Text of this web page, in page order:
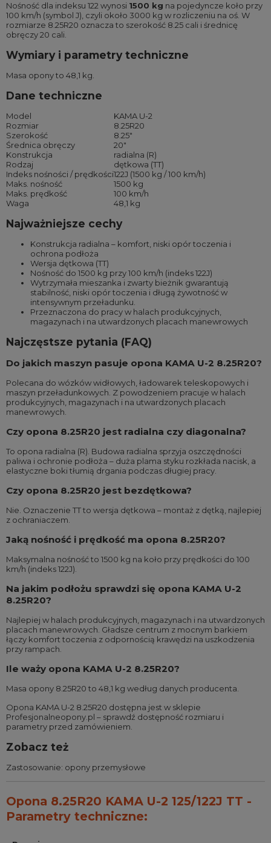
Nośność dla indeksu 122 wynosi 1500 kg na pojedyncze koło przy
100 km/h (symbol J), czyli około 3000 kg w rozliczeniu na oś. W
rozmiarze 8.25R20 oznacza to szerokość 8.25 cali i średnicę
obręczy 20 cali.
Wymiary i parametry techniczne
Masa opony to 48,1 kg.
Dane techniczne
Model
KAMA U-2
Rozmiar
8.25R20
Szerokość
8.25″
Średnica obręczy
20″
Konstrukcja
radialna (R)
Rodzaj
dętkowa (TT)
Indeks nośności / prędkości122J (1500 kg / 100 km/h)
Maks. nośność
1500 kg
Maks. prędkość
100 km/h
Waga
48,1 kg
Najważniejsze cechy
Konstrukcja radialna – komfort, niski opór toczenia i
ochrona podłoża
Wersja dętkowa (TT)
Nośność do 1500 kg przy 100 km/h (indeks 122J)
Wytrzymała mieszanka i zwarty bieżnik gwarantują
stabilność, niski opór toczenia i długą żywotność w
intensywnym przeładunku.
Przeznaczona do pracy w halach produkcyjnych,
magazynach i na utwardzonych placach manewrowych
Najczęstsze pytania (FAQ)
Do jakich maszyn pasuje opona KAMA U-2 8.25R20?
Polecana do wózków widłowych, ładowarek teleskopowych i
maszyn przeładunkowych. Z powodzeniem pracuje w halach
produkcyjnych, magazynach i na utwardzonych placach
manewrowych.
Czy opona 8.25R20 jest radialna czy diagonalna?
To opona radialna (R). Budowa radialna sprzyja oszczędności
paliwa i ochronie podłoża – duża plama styku rozkłada nacisk, a
elastyczne boki tłumią drgania podczas długiej pracy.
Czy opona 8.25R20 jest bezdętkowa?
Nie. Oznaczenie TT to wersja dętkowa – montaż z dętką, najlepiej
z ochraniaczem.
Jaką nośność i prędkość ma opona 8.25R20?
Maksymalna nośność to 1500 kg na koło przy prędkości do 100
km/h (indeks 122J).
Na jakim podłożu sprawdzi się opona KAMA U-2
8.25R20?
Najlepiej w halach produkcyjnych, magazynach i na utwardzonych
placach manewrowych. Gładsze centrum z mocnym barkiem
łączy komfort toczenia z odpornością krawędzi na uszkodzenia
przy rampach.
Ile waży opona KAMA U-2 8.25R20?
Masa opony 8.25R20 to 48,1 kg według danych producenta.
Opona KAMA U-2 8.25R20 dostępna jest w sklepie
Profesjonalneopony.pl – sprawdź dostępność rozmiaru i
parametry przed zamówieniem.
Zobacz też
Zastosowanie: opony przemysłowe
Opona 8.25R20 KAMA U-2 125/122J TT -
Parametry techniczne: